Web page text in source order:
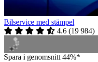
Bilservice med stämpel
4.6 (19 984)
Spara i genomsnitt 44%*